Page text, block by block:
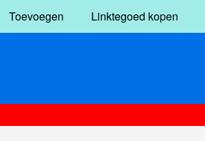
Toevoegen Linktegoed kopen